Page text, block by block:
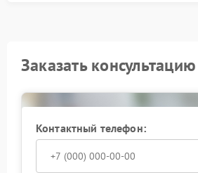
Заказать консультацию
Контактный телефон: